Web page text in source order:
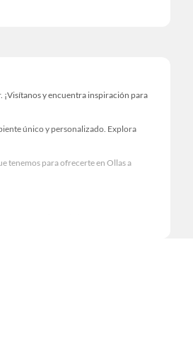
¡Visítanos y encuentra inspiración para
único y personalizado. Explora
tenemos para ofrecerte en Ollas a
para ofrecerte!